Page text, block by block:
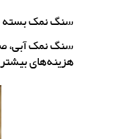
سنگ نمک بسته
سنگ نمک آبی،
هزینه‌های